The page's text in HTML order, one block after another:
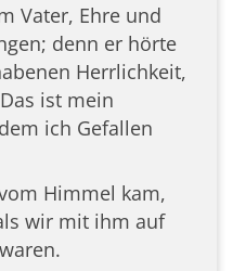
Vater, Ehre und
denn er hörte
Herrlichkeit,
ist mein
ich Gefallen
Himmel kam,
wir mit ihm auf